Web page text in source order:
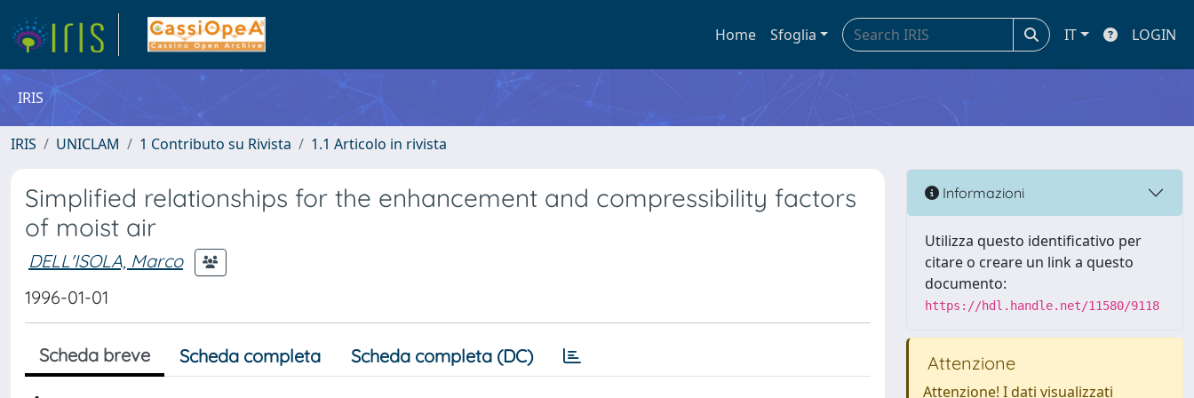
Home Sfoglia IT LOGIN
IRIS
IRIS UNICLAM 1 Contributo su Rivista 1.1 Articolo in rivista
Simplified relationships for the enhancement and compressibility factors
of moist air
DELL'ISOLA, Marco
1996-01-01
Scheda breve Scheda completa Scheda completa (DC)
Informazioni
Utilizza questo identificativo per
citare o creare un link a questo
documento:
https://hdl.handle.net/11580/9118
Attenzione
Attenzione! I dati visualizzati